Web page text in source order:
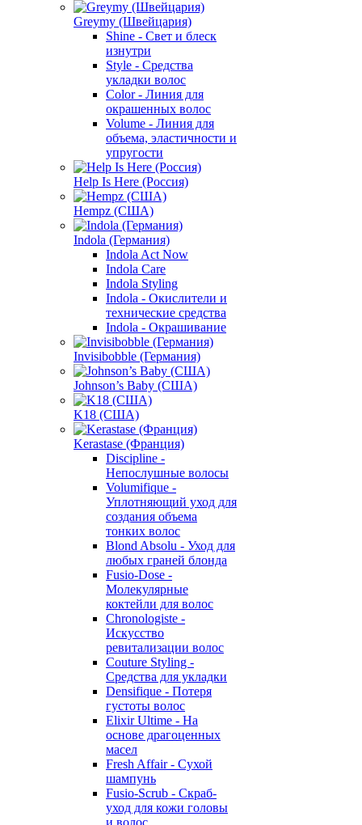
Greymy (Швейцария)
Shine - Свет и блеск
изнутри
Style - Средства
укладки волос
Color - Линия для
окрашенных волос
Volume - Линия для
объема, эластичности и
упругости
Help Is Here (Россия)
Hempz (США)
Indola (Германия)
Indola Act Now
Indola Care
Indola Styling
Indola - Окислители и
технические средства
Indola - Окрашивание
Invisibobble (Германия)
Johnson’s Baby (США)
K18 (США)
Kerastase (Франция)
Discipline -
Непослушные волосы
Volumifique -
Уплотняющий уход для
создания объема
тонких волос
Blond Absolu - Уход для
любых граней блонда
Fusio-Dose -
Молекулярные
коктейли для волос
Chronologiste -
Искусство
ревитализации волос
Couture Styling -
Средства для укладки
Densifique - Потеря
густоты волос
Elixir Ultime - На
основе драгоценных
масел
Fresh Affair - Сухой
шампунь
Fusio-Scrub - Скраб-
уход для кожи головы
и волос